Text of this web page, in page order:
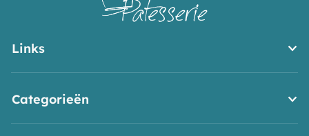
Links
Categorieën